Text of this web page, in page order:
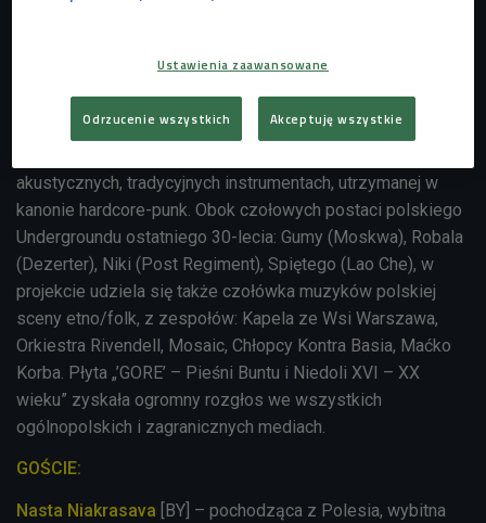
– Pionierskie połączenie archaicznych, anty-
akustycznych, tradycyjnych instrumentach, utrzymanej w
kanonie hardcore-punk. Obok czołowych postaci polskiego
Undergroundu ostatniego 30-lecia: Gumy (Moskwa), Robala
(Dezerter), Niki (Post Regiment), Spiętego (Lao Che), w
projekcie udziela się także czołówka muzyków polskiej
sceny etno/folk, z zespołów: Kapela ze Wsi Warszawa,
Orkiestra Rivendell, Mosaic, Chłopcy Kontra Basia, Maćko
Korba. Płyta „’GORE’ – Pieśni Buntu i Niedoli XVI – XX
wieku” zyskała ogromny rozgłos we wszystkich
ogólnopolskich i zagranicznych mediach.
GOŚCIE:
Nasta Niakrasava [BY] – pochodząca z Polesia, wybitna
Ustawienia zaawansowane
Odrzucenie wszystkich Akceptuję wszystkie